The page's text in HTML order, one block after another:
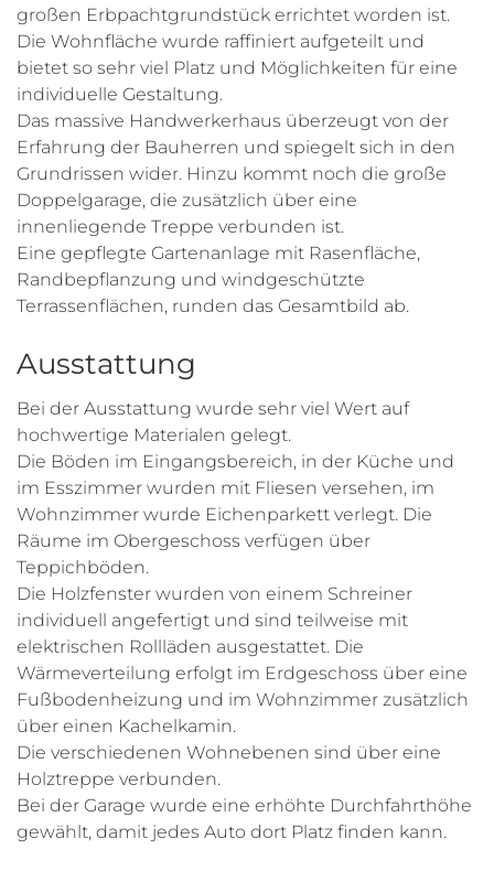
großen Erbpachtgrundstück errichtet worden ist.
Die Wohnfläche wurde raffiniert aufgeteilt und
bietet so sehr viel Platz und Möglichkeiten für eine
individuelle Gestaltung.
Das massive Handwerkerhaus überzeugt von der
Erfahrung der Bauherren und spiegelt sich in den
Grundrissen wider. Hinzu kommt noch die große
Doppelgarage, die zusätzlich über eine
innenliegende Treppe verbunden ist.
Eine gepflegte Gartenanlage mit Rasenfläche,
Randbepflanzung und windgeschützte
Terrassenflächen, runden das Gesamtbild ab.
Ausstattung
Bei der Ausstattung wurde sehr viel Wert auf
hochwertige Materialen gelegt.
Die Böden im Eingangsbereich, in der Küche und
im Esszimmer wurden mit Fliesen versehen, im
Wohnzimmer wurde Eichenparkett verlegt. Die
Räume im Obergeschoss verfügen über
Teppichböden.
Die Holzfenster wurden von einem Schreiner
individuell angefertigt und sind teilweise mit
elektrischen Rollläden ausgestattet. Die
Wärmeverteilung erfolgt im Erdgeschoss über eine
Fußbodenheizung und im Wohnzimmer zusätzlich
über einen Kachelkamin.
Die verschiedenen Wohnebenen sind über eine
Holztreppe verbunden.
Bei der Garage wurde eine erhöhte Durchfahrthöhe
gewählt, damit jedes Auto dort Platz finden kann.